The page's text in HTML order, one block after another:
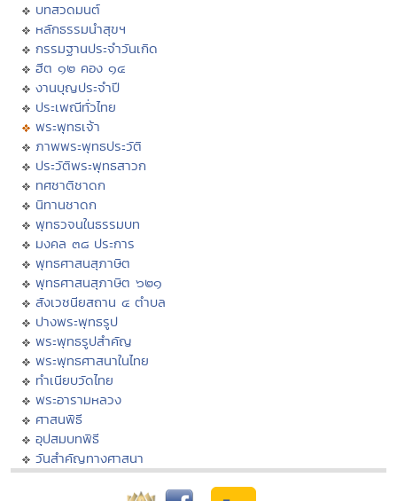
บทสวดมนต์
หลักธรรมนำสุขฯ
กรรมฐานประจำวันเกิด
ฮีต ๑๒ คอง ๑๔
งานบุญประจำปี
ประเพณีทั่วไทย
พระพุทธเจ้า
ภาพพระพุทธประวัติ
ประวัติพระพุทธสาวก
ทศชาติชาดก
นิทานชาดก
พุทธวจนในธรรมบท
มงคล ๓๘ ประการ
พุทธศาสนสุภาษิต
พุทธศาสนสุภาษิต ๖๒๑
สังเวชนียสถาน ๔ ตำบล
ปางพระพุทธรูป
พระพุทธรูปสำคัญ
พระพุทธศาสนาในไทย
ทำเนียบวัดไทย
พระอารามหลวง
ศาสนพิธี
อุปสมบทพิธี
วันสำคัญทางศาสนา